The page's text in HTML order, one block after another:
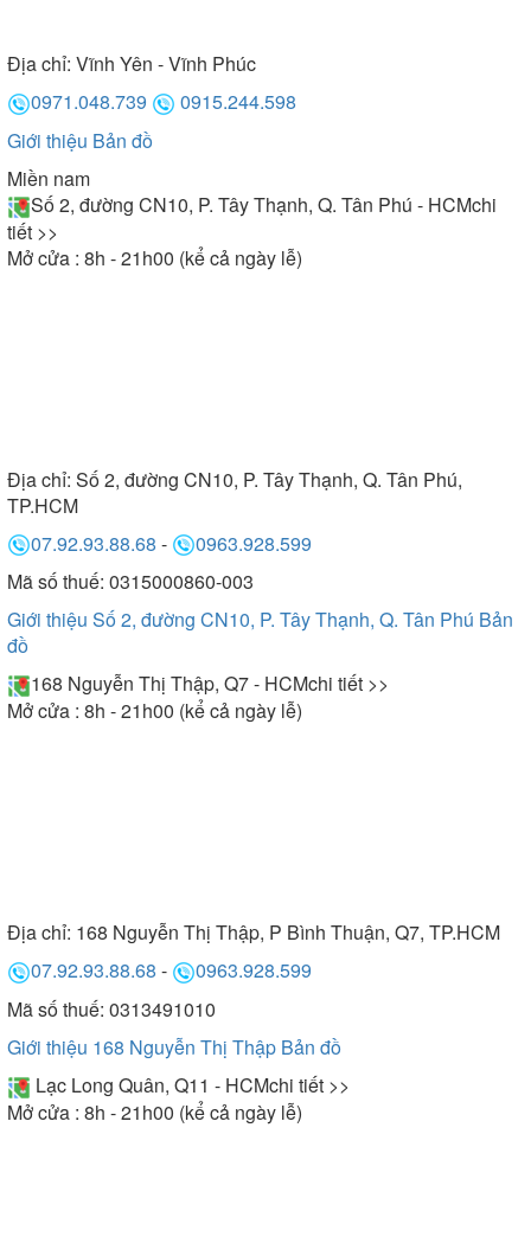
Địa chỉ: Vĩnh Yên - Vĩnh Phúc
0971.048.739
0915.244.598
Giới thiệu Bản đồ
Miền nam
Số 2, đường CN10, P. Tây Thạnh, Q. Tân Phú - HCMchi
tiết >>
Mở cửa : 8h - 21h00 (kể cả ngày lễ)
Địa chỉ: Số 2, đường CN10, P. Tây Thạnh, Q. Tân Phú,
TP.HCM
07.92.93.88.68 -
0963.928.599
Mã số thuế: 0315000860-003
Giới thiệu Số 2, đường CN10, P. Tây Thạnh, Q. Tân Phú Bản
đồ
168 Nguyễn Thị Thập, Q7 - HCMchi tiết >>
Mở cửa : 8h - 21h00 (kể cả ngày lễ)
Địa chỉ: 168 Nguyễn Thị Thập, P Bình Thuận, Q7, TP.HCM
07.92.93.88.68 -
0963.928.599
Mã số thuế: 0313491010
Giới thiệu 168 Nguyễn Thị Thập Bản đồ
Lạc Long Quân, Q11 - HCMchi tiết >>
Mở cửa : 8h - 21h00 (kể cả ngày lễ)